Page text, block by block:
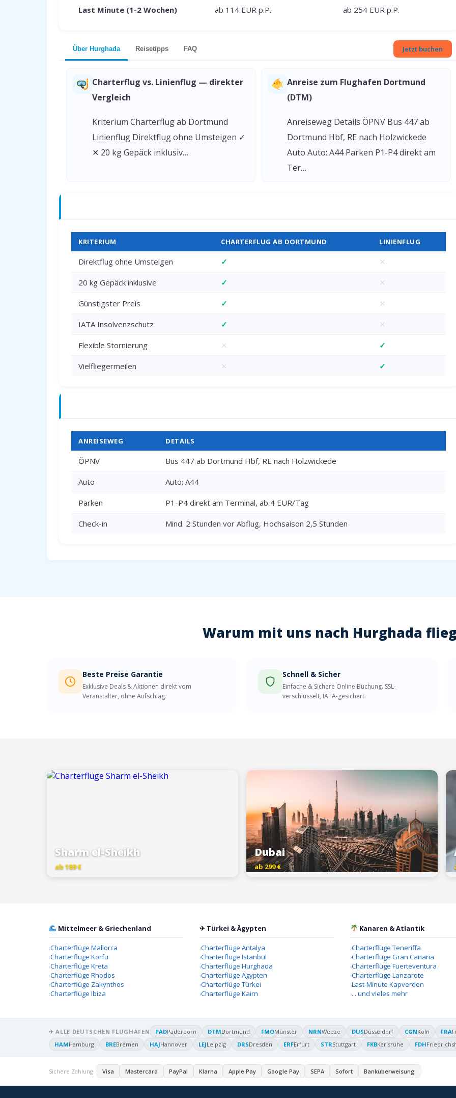
Last Minute (1-2 Wochen) ab 114 EUR p.P. ab 254 EUR p.P.
Über Hurghada Reisetipps FAQ Jetzt buchen
Charterflug vs. Linienflug — direkter
Vergleich
Kriterium Charterflug ab Dortmund
Linienflug Direktflug ohne Umsteigen ✓
✕ 20 kg Gepäck inklusiv…
Anreise zum Flughafen Dortmund
(DTM)
Anreiseweg Details ÖPNV Bus 447 ab
Dortmund Hbf, RE nach Holzwickede
Auto Auto: A44 Parken P1-P4 direkt am
Ter…
KRITERIUM CHARTERFLUG AB DORTMUND LINIENFLUG
Direktflug ohne Umsteigen ✓ ✕
20 kg Gepäck inklusive ✓ ✕
Günstigster Preis ✓ ✕
IATA Insolvenzschutz ✓ ✕
Flexible Stornierung ✕ ✓
Vielfliegermeilen ✕ ✓
ANREISEWEG DETAILS
ÖPNV Bus 447 ab Dortmund Hbf, RE nach Holzwickede
Auto Auto: A44
Parken P1-P4 direkt am Terminal, ab 4 EUR/Tag
Check-in Mind. 2 Stunden vor Abflug, Hochsaison 2,5 Stunden
Warum mit uns nach Hurghada
Beste Preise Garantie
Exklusive Deals & Aktionen direkt vom
Veranstalter, ohne Aufschlag.
Schnell & Sicher
Einfache & Sichere Online Buchung. SSL-
verschlüsselt, IATA-gesichert.
Sharm el-Sheikh
ab 189 €
Dubai
ab 299 €
Mittelmeer & Griechenland
Charterflüge Mallorca
Charterflüge Korfu
Charterflüge Kreta
Charterflüge Rhodos
Charterflüge Zakynthos
Charterflüge Ibiza
✈ Türkei & Ägypten
Charterflüge Antalya
Charterflüge Istanbul
Charterflüge Hurghada
Charterflüge Ägypten
Charterflüge Türkei
Charterflüge Kairn
Kanaren & Atlantik
Charterflüge Teneriffa
Charterflüge Gran Canaria
Charterflüge Fuerteventura
Charterflüge Lanzarote
Last-Minute Kapverden
... und vieles mehr
✈ ALLE DEUTSCHEN FLUGHÄFEN PADPaderborn DTMDortmund FMOMünster NRNWeeze DUSDüsseldorf CGNKöln FRA
HAMHamburg BREBremen HAJHannover LEJLeipzig DRSDresden ERFErfurt STRStuttgart FKBKarlsruhe FDH
Sichere Zahlung: Visa Mastercard PayPal Klarna Apple Pay Google Pay SEPA Sofort Banküberweisung